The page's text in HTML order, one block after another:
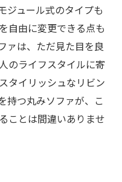
ジュール式のタイプも
自由に変更できる点も
ァは、ただ見た目を良
のライフスタイルに寄
タイリッシュなリビン
持つ丸みソファが、こ
ことは間違いありませ